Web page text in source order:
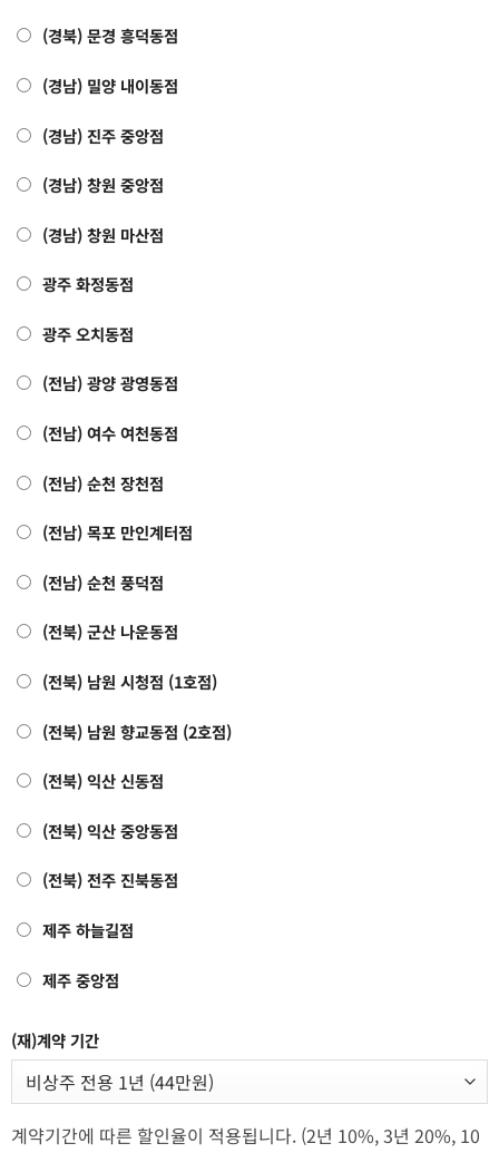
(경북) 문경 흥덕동점
(경남) 밀양 내이동점
(경남) 진주 중앙점
(경남) 창원 중앙점
(경남) 창원 마산점
광주 화정동점
광주 오치동점
(전남) 광양 광영동점
(전남) 여수 여천동점
(전남) 순천 장천점
(전남) 목포 만인계터점
(전남) 순천 풍덕점
(전북) 군산 나운동점
(전북) 남원 시청점 (1호점)
(전북) 남원 향교동점 (2호점)
(전북) 익산 신동점
(전북) 익산 중앙동점
(전북) 전주 진북동점
제주 하늘길점
제주 중앙점
(재)계약 기간
계약기간에 따른 할인율이 적용됩니다. (2년 10%, 3년 20%, 10